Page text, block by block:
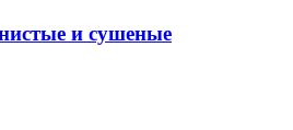
и сушеные